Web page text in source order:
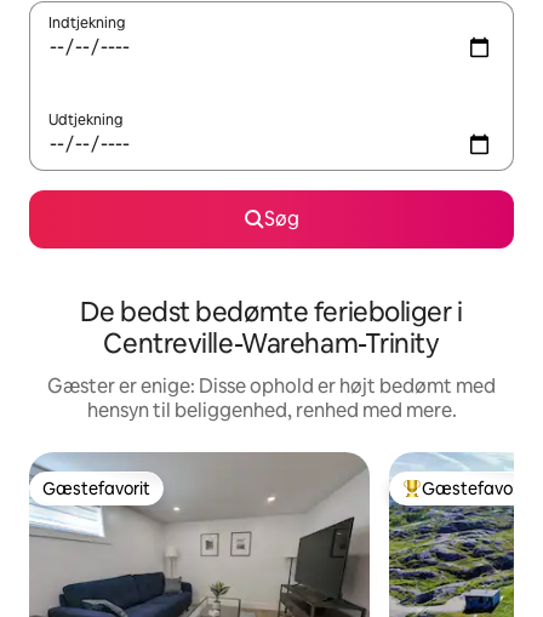
Indtjekning
Udtjekning
Søg
De bedst bedømte ferieboliger i
Centreville-Wareham-Trinity
Gæster er enige: Disse ophold er højt bedømt med
hensyn til beliggenhed, renhed med mere.
Gæstefavorit
Gæstefavorit Bedste
Gæstefavorit